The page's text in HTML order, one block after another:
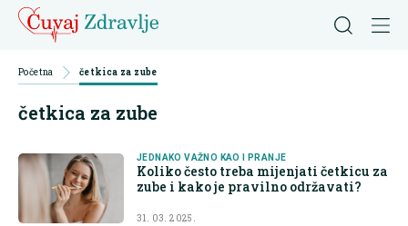
Početna četkica za zube
četkica za zube
JEDNAKO VAŽNO KAO I PRANJE
Koliko često treba mijenjati četkicu za
zube i kako je pravilno održavati?
31. 03. 2025.